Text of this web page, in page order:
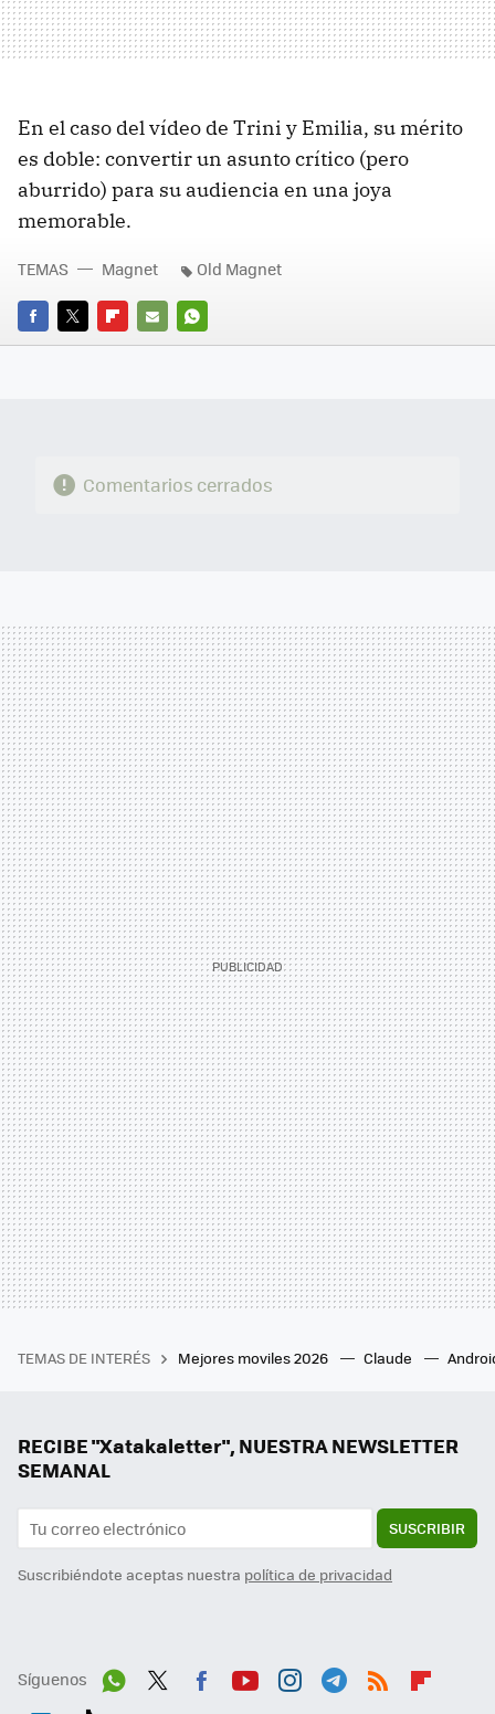
En el caso del vídeo de Trini y Emilia, su mérito
es doble: convertir un asunto crítico (pero
aburrido) para su audiencia en una joya
memorable.
FACEBOOK
TWITTERFLIPBOARD
E-
WHATSAPP
TEMAS Magnet Old Magnet
Comentarios cerrados
TEMAS DE INTERÉS Mejores moviles 2026 Claude
RECIBE "Xatakaletter", NUESTRA NEWSLETTER
SEMANAL
SUSCRIBIR
Suscribiéndote aceptas nuestra política de privacidad
Síguenos